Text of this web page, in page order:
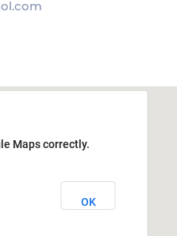
Maps correctly.
OK